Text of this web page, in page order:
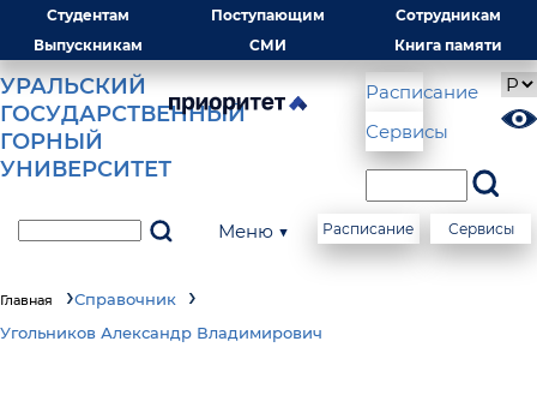
Студентам Поступающим
Сотрудникам
Выпускникам
СМИ Книга памяти
УРАЛЬСКИЙ
ГОСУДАРСТВЕННЫЙ
ГОРНЫЙ
УНИВЕРСИТЕТ
Расписание
Сервисы
Меню ▼ Расписание Сервисы
Главная
Справочник
Угольников Александр Владимирович